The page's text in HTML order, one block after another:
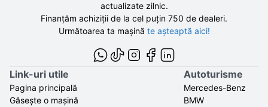
actualizate zilnic.
Finanțăm achiziții de la cel puțin 750 de dealeri.
Următoarea ta mașină te așteaptă aici!
Link-uri utile
Pagina principală
Găsește o mașină
Autoturisme
Mercedes-Benz
BMW